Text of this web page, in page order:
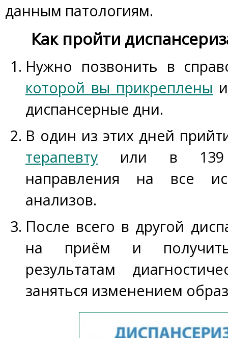
данным патологиям.
Как пройти
Нужно позвонить в
которой вы прикреплены
диспансерные дни.
В один из этих дней
терапевту или в 139
направления на все
анализов.
После всего в другой
на приём и
результатам
заняться изменением